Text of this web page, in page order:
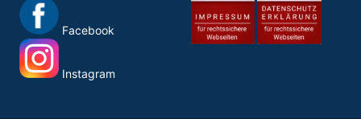
Facebook
Instagram